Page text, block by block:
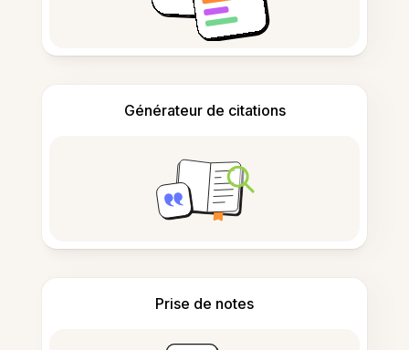
Générateur de citations
Prise de notes